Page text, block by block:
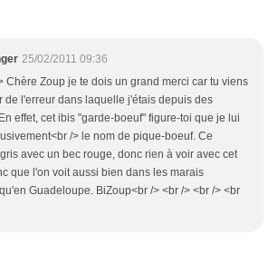
25/02/2011 09:36
Chère Zoup je te dois un grand merci car tu viens
de l'erreur dans laquelle j'étais depuis des
effet, cet ibis "garde-boeuf" figure-toi que je lui
/> le nom de pique-boeuf. Ce
avec un bec rouge, donc rien à voir avec cet
que l'on voit aussi bien dans les marais
Guadeloupe. BiZoup<br /> <br /> <br /> <br